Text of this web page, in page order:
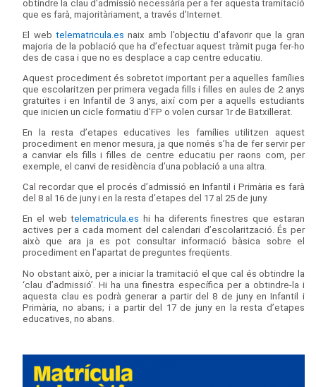
obtindre la clau d’admissió necessària per a fer aquesta tramitació
que es farà, majoritàriament, a través d’Internet.
El web telematricula.es naix amb l’objectiu d’afavorir que la gran
majoria de la població que ha d’efectuar aquest tràmit puga fer-ho
des de casa i que no es desplace a cap centre educatiu.
Aquest procediment és sobretot important per a aquelles famílies
que escolaritzen per primera vegada fills i filles en aules de 2 anys
gratuïtes i en Infantil de 3 anys, així com per a aquells estudiants
que inicien un cicle formatiu d’FP o volen cursar 1r de Batxillerat.
En la resta d’etapes educatives les famílies utilitzen aquest
procediment en menor mesura, ja que només s’ha de fer servir per
a canviar els fills i filles de centre educatiu per raons com, per
exemple, el canvi de residència d’una població a una altra.
Cal recordar que el procés d’admissió en Infantil i Primària es farà
del 8 al 16 de juny i en la resta d’etapes del 17 al 25 de juny.
En el web telematricula.es hi ha diferents finestres que estaran
actives per a cada moment del calendari d’escolarització. És per
això que ara ja es pot consultar informació bàsica sobre el
procediment en l’apartat de preguntes freqüents.
No obstant això, per a iniciar la tramitació el que cal és obtindre la
‘clau d’admissió’. Hi ha una finestra específica per a obtindre-la i
aquesta clau es podrà generar a partir del 8 de juny en Infantil i
Primària, no abans; i a partir del 17 de juny en la resta d’etapes
educatives, no abans.